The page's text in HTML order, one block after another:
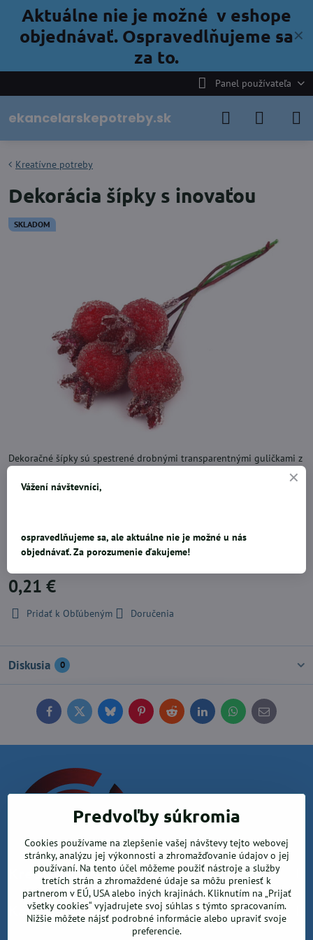
✕
Aktuálne nie je možné v eshope
objednávať. Ospravedlňujeme sa
za to.
Panel používateľa
ekancelarskepotreby.sk
SKLADOM
Kreatívne potreby
Dekorácia šípky s inovaťou
Dekoračné šípky sú spestrené drobnými transparentnými guličkami z
plastu, ktoré vytvárajú dojem námrazy. Šípky sú z polystyrénu, ktorý
je pripevnený na drôtik.Použitie: Dekoráciu využijete na výrobu
Cena za 1ks.Rozmery šípky: 16 x 22 mm. Celková dĺžka: cca 8 cm.
Cena za 1ks.
0,21 €
Pridať k Obľúbeným Doručenia
Diskusia 0
FacebookTwitterBlueskyPinterestReddit LinkedInWhatsApp
E-
mail
Krea office, s.r.o.
Kancelárske potreby
Predvoľby súkromia
Cookies používame na zlepšenie vašej návštevy tejto webovej
stránky, analýzu jej výkonnosti a zhromažďovanie údajov o jej
používaní. Na tento účel môžeme použiť nástroje a služby
tretích strán a zhromaždené údaje sa môžu preniesť k
partnerom v EÚ, USA alebo iných krajinách. Kliknutím na „Prijať
všetky cookies“ vyjadrujete svoj súhlas s týmto spracovaním.
Nižšie môžete nájsť podrobné informácie alebo upraviť svoje
preferencie.
Vážení návštevníci,
ospravedlňujeme sa, ale aktuálne nie je možné u nás
objednávať. Za porozumenie ďakujeme!